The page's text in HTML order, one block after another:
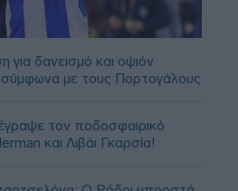
δανεισμό και οψιόν
με τους Πορτογάλους
τον ποδοσφαιρικό
και Λιβάι Γκαρσία!